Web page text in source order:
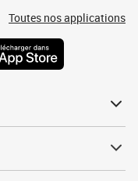
Toutes nos applications